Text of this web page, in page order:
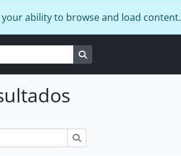
ability to browse and load content.